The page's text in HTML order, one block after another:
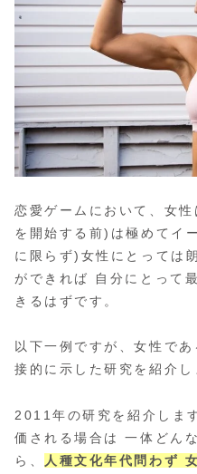
恋愛ゲームにおいて、女
を開始する前)は極めてイ
に限らず)女性にとっては
ができれば 自分にとって
きるはずです。
以下一例ですが、女性で
接的に示した研究を紹介し
2011年の研究を紹介しま
価される場合は 一体どん
ら、
人種文化年代問わず